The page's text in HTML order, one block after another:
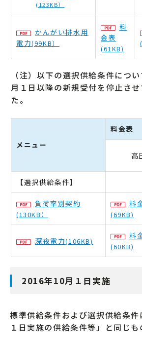
(123KB）
かんがい排水用
電力(99KB）
料
金表
(61KB)
（注）以下の選択供給条件につ
月１日以降の新規受付を停止さ
た。
メニュー
料金表
高
【選択供給条件】
負荷率別契約
(130KB）
料
(69KB)
深夜電力(106KB)
料
(60KB)
2016年10月１日実施
標準供給条件および選択供給条
１日実施の供給条件等」と同じも